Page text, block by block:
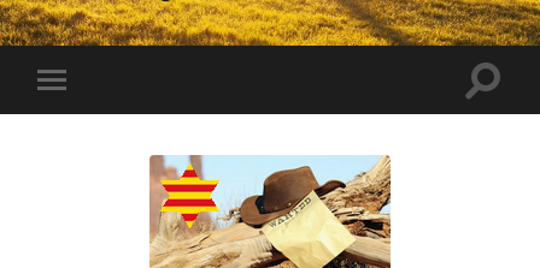
Forever
Country
Toggle
mobile
Toggle